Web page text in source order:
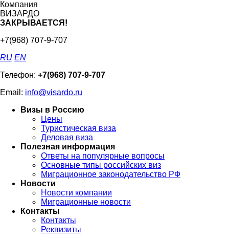
Компания
ВИЗАРДО
ЗАКРЫВАЕТСЯ!
+7(968) 707-9-707
RU EN
Телефон: +7(968) 707-9-707
Email: info@visardo.ru
Визы в Россию
Цены
Туристическая виза
Деловая виза
Полезная информация
Ответы на популярные вопросы
Основные типы российских виз
Миграционное законодательство РФ
Новости
Новости компании
Миграционные новости
Контакты
Контакты
Реквизиты